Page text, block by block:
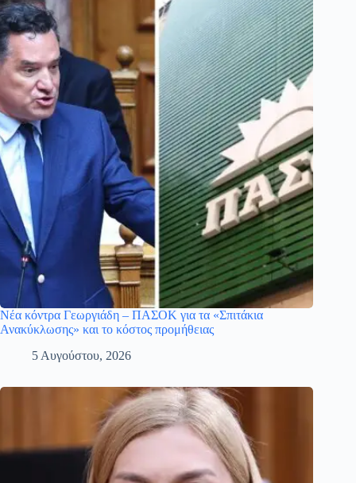
Νέα κόντρα Γεωργιάδη – ΠΑΣΟΚ για τα «Σπιτάκια
Ανακύκλωσης» και το κόστος προμήθειας
5 Αυγούστου, 2026